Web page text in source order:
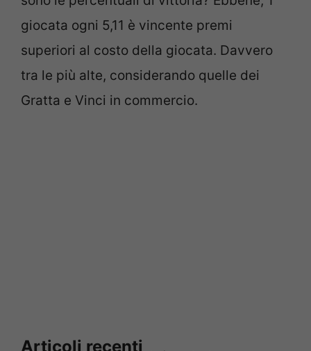
giocata ogni 5,11 è vincente premi
superiori al costo della giocata. Davvero
tra le più alte, considerando quelle dei
Gratta e Vinci in commercio.
Articoli recenti